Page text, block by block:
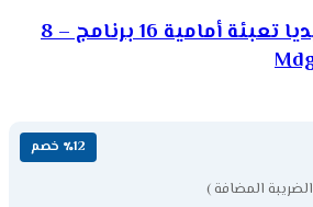
مجفف الملابس ميديا تعبئة أمامية 16 برنامج – 8
٪12 خصم
المضافة )